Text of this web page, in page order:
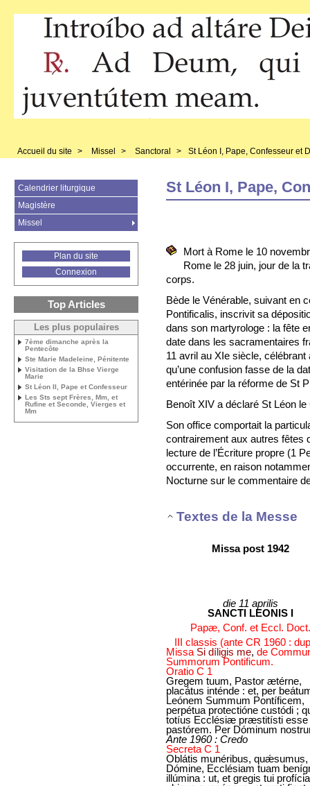
Accueil du site > Missel > Sanctoral > St Léon I, Pape, Confesseur et
St Léon I, Pape,
Mort à Rome le 10
Rome le 28 juin, jour de la
corps.
Bède le Vénérable, suivant en
Pontificalis, inscrivit sa
dans son martyrologe : la fête
date dans les sacramentaires
11 avril au XIe siècle,
qu’une confusion fasse de la
entérinée par la réforme de St
Benoît XIV a déclaré St Léon
Son office comportait la
contrairement aux autres fêtes
lecture de l’Écriture propre (1
occurrente, en raison
Nocturne sur le commentaire
Textes de la Messe
Missa post 1942
die 11 aprilis
SANCTI LEONIS I
Papæ, Conf. et Eccl. Doct.
III classis (ante CR 1960 :
Missa Si díligis me, de
Summorum Pontificum.
Oratio C 1
Gregem tuum, Pastor ætérne,
placátus inténde : et, per
Leónem Summum Pontíficem,
perpétua protectióne custódi ;
totíus Ecclésiæ præstitísti esse
pastórem. Per Dóminum
Ante 1960 : Credo
Secreta C 1
Oblátis munéribus, quǽsumus,
Dómine, Ecclésiam tuam
illúmina : ut, et gregis tui
Calendrier liturgique
Magistère
Missel
Plan du site
Connexion
Top Articles
Les plus populaires
7ème dimanche après la
Pentecôte
Ste Marie Madeleine, Pénitente
Visitation de la Bhse Vierge
Marie
St Léon II, Pape et Confesseur
Les Sts sept Frères, Mm, et
Rufine et Seconde, Vierges et
Mm